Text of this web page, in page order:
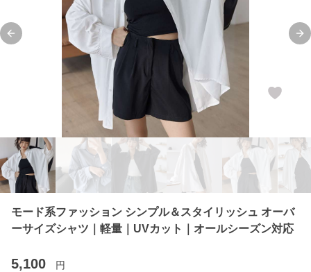
Previous slide
モード系ファッション シンプル＆スタイリッシュ オーバ
ーサイズシャツ｜軽量｜UVカット｜オールシーズン対応
5,100 円